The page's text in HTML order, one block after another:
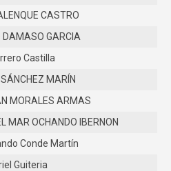
CASTRO
DAMASO GARCIA
Castilla
MARÍN
MORALES ARMAS
MAR OCHANDO IBERNON
Conde Martín
Guiteria